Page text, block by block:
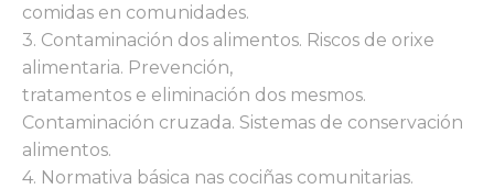
comidas en comunidades.
3. Contaminación dos alimentos. Riscos de orixe
alimentaria. Prevención,
tratamentos e eliminación dos mesmos.
Contaminación cruzada. Sistemas de conservación
alimentos.
4. Normativa básica nas cociñas comunitarias.